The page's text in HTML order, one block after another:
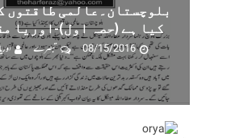
بلوچستان۔عالمی طاقتوں
کیا ہے (حصہ اول)-اوریا
08/15/2016
تبصرے